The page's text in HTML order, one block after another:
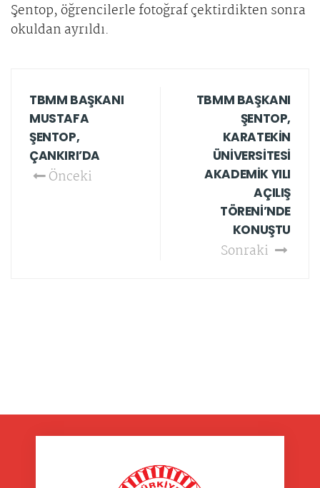
Şentop, öğrencilerle fotoğraf çektirdikten sonra
okuldan ayrıldı.
TBMM BAŞKANI
MUSTAFA
ŞENTOP,
ÇANKIRI’DA
Önceki
TBMM BAŞKANI
ŞENTOP,
KARATEKİN
ÜNİVERSİTESİ
AKADEMİK YILI
AÇILIŞ
TÖRENİ’NDE
KONUŞTU
Sonraki